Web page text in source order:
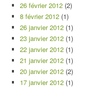
26 février 2012 (2)
8 février 2012 (1)
26 janvier 2012 (1)
23 janvier 2012 (1)
22 janvier 2012 (1)
21 janvier 2012 (1)
20 janvier 2012 (2)
17 janvier 2012 (1)